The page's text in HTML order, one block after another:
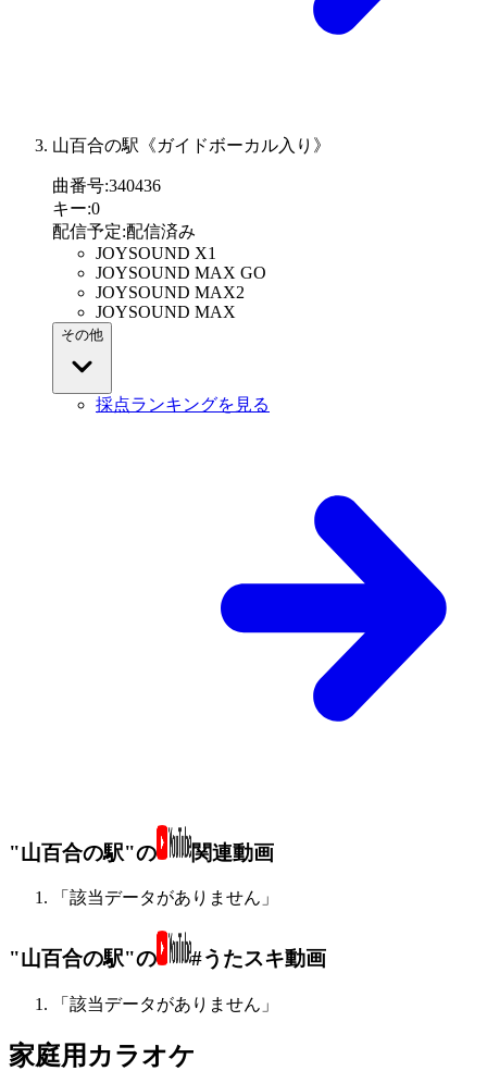
山百合の駅《ガイドボーカル入り》
曲番号:340436
キー:0
配信予定:配信済み
JOYSOUND X1
JOYSOUND MAX GO
JOYSOUND MAX2
JOYSOUND MAX
その他
採点ランキングを見る
"山百合の駅"の 関連動画
「該当データがありません」
"山百合の駅"の #うたスキ動画
「該当データがありません」
家庭用カラオケ